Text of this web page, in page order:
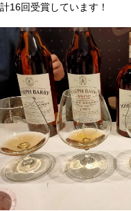
計16回受賞しています！